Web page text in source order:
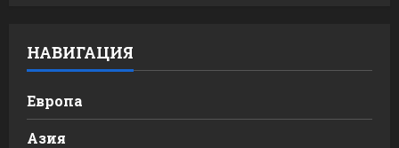
НАВИГАЦИЯ
Европа
Азия